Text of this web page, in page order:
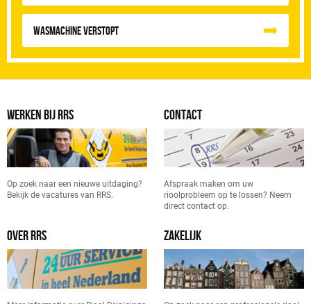
Wasmachine verstopt
WERKEN BIJ RRS
Op zoek naar een nieuwe uitdaging?
Bekijk de vacatures van RRS.
CONTACT
Afspraak maken om uw
rioolprobleem op te lossen? Neem
direct contact op.
OVER RRS ZAKELIJK